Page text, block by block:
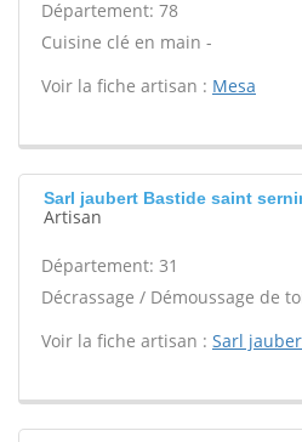
Département: 78
Cuisine clé en main -
Voir la fiche artisan : Mesa
Sarl jaubert Bastide saint
Artisan
Département: 31
Décrassage / Démoussage de
Voir la fiche artisan : Sarl